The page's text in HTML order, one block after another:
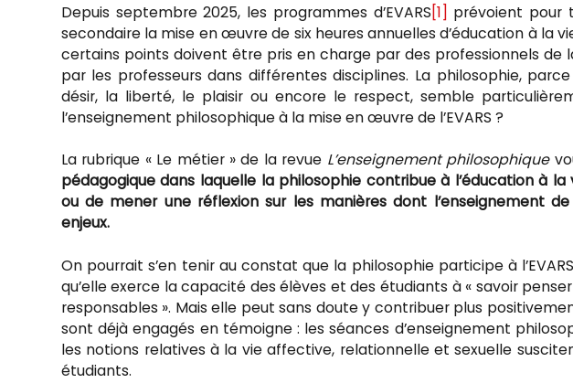
Depuis septembre 2025, les programmes d’EVARS[1] prévoient pour
secondaire la mise en œuvre de six heures annuelles d’éducation à la
certains points doivent être pris en charge par des professionnels de
par les professeurs dans différentes disciplines. La philosophie,
désir, la liberté, le plaisir ou encore le respect, semble
l’enseignement philosophique à la mise en œuvre de l’EVARS ?
La rubrique « Le métier » de la revue L’enseignement philosophique
pédagogique dans laquelle la philosophie contribue à l’éducation à
ou de mener une réflexion sur les manières dont l’enseignement
enjeux.
On pourrait s’en tenir au constat que la philosophie participe à
qu’elle exerce la capacité des élèves et des étudiants à « savoir
responsables ». Mais elle peut sans doute y contribuer plus
sont déjà engagés en témoigne : les séances d’enseignement
les notions relatives à la vie affective, relationnelle et sexuelle
étudiants.